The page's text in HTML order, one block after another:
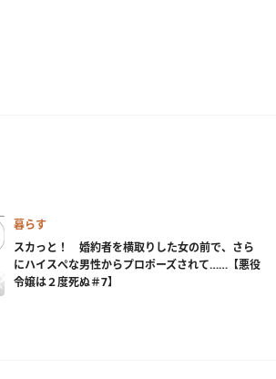
暮らす
スカっと！ 婚約者を横取りした女の前で、さら
にハイスぺな男性からプロポーズされて……【悪役
令嬢は２度死ぬ＃7】